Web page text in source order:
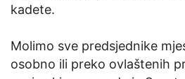
kadete.
Molimo sve predsjednike
osobno ili preko ovlaštenih